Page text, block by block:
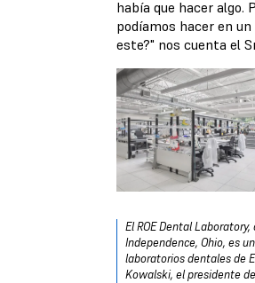
había que hacer algo.
podíamos hacer en
este?" nos cuenta el
El ROE Dental
Independence, Ohio, es
laboratorios dentales de
Kowalski, el presidente